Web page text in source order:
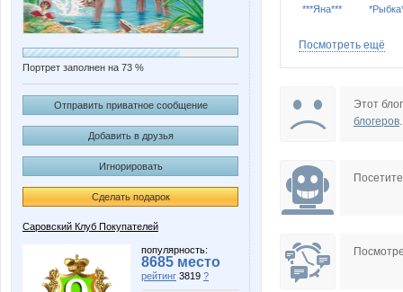
Портрет заполнен на 73 %
Отправить приватное сообщение
Добавить в друзья
Игнорировать
Сделать подарок
Саровский Клуб Покупателей
популярность:
8685 место
рейтинг 3819 ?
***Яна***
Miledy
Selana Sm@il
Посмотреть ещё
Этот
блогеров.